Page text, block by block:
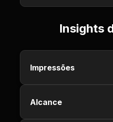
Insights
Impressões
Alcance